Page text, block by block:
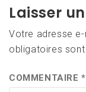
Laisser
Votre adresse
obligatoires
COMMENTAIRE*